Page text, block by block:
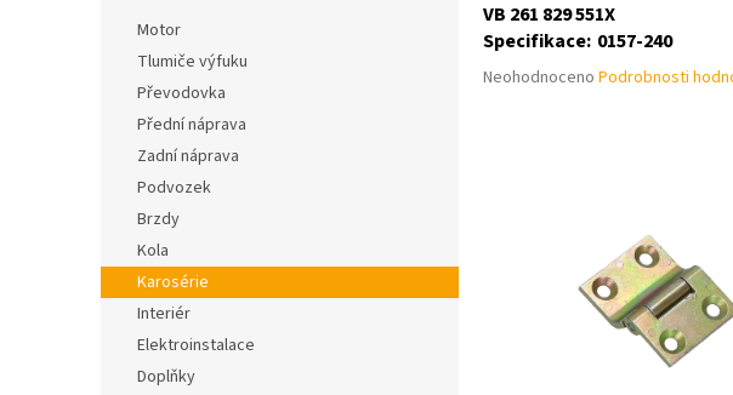
l
Motor
Tlumiče výfuku
Převodovka
Přední náprava
Zadní náprava
Podvozek
Brzdy
Kola
Karosérie
Interiér
Elektroinstalace
Doplňky
VB 261 829 551X
Specifikace: 0157-240
Průměrné
Neohodnoceno Podrobnosti